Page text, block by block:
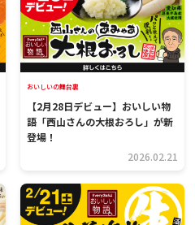
おいしいの舞台裏
【2月28日デビュー】おいしい物
語「西山さんの大根おろし」が新
登場！
2026.02.21